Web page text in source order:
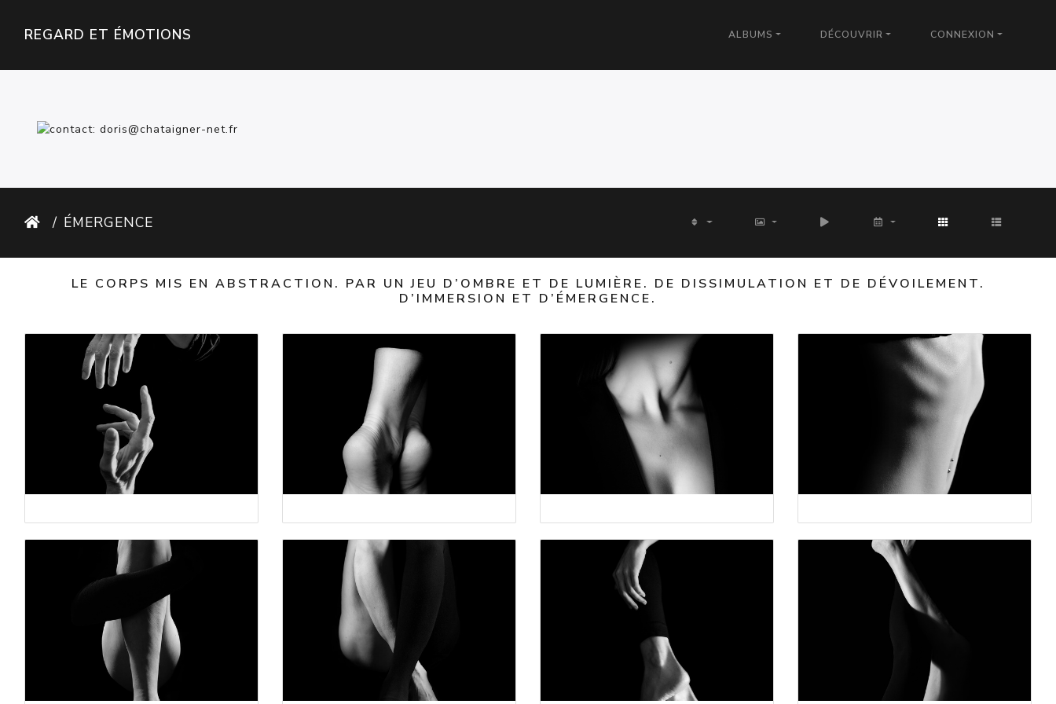
REGARD ET ÉMOTIONS ALBUMS DÉCOUVRIR CONNEXION
ÉMERGENCE
LE CORPS MIS EN ABSTRACTION. PAR UN JEU D’OMBRE ET DE LUMIÈRE. DE DISSIMULATION ET DE DÉVOILEMENT.
D’IMMERSION ET D’ÉMERGENCE.